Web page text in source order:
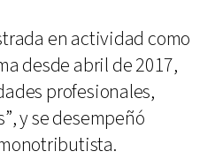
en actividad como
desde abril de 2017,
profesionales,
y se desempeñó